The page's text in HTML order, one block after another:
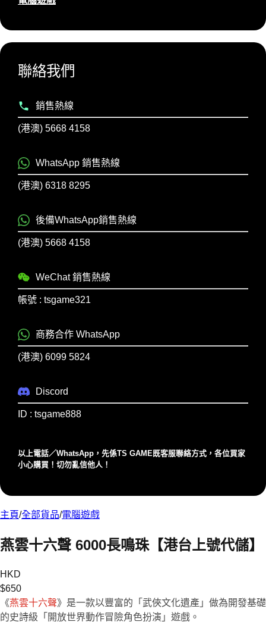
聯絡我們
銷售熱線
(港澳) 5668 4158
WhatsApp 銷售熱線
(港澳) 6318 8295
後備WhatsApp銷售熱線
(港澳) 5668 4158
WeChat 銷售熱線
帳號 : tsgame321
商務合作 WhatsApp
(港澳) 6099 5824
Discord
ID : tsgame888
以上電話／WhatsApp，先係TS GAME既客服聯絡⽅式，各位買家
⼩⼼購買！切勿亂信他⼈！
主頁/全部貨品/電腦遊戲
燕雲十六聲 6000長鳴珠【港台上號代儲】
HKD
$650
《燕雲十六聲》是一款以豐富的「武俠文化遺產」做為開發基礎
的史詩級「開放世界動作冒險角色扮演」遊戲。